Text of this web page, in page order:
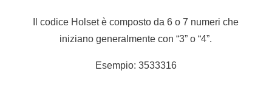
Il codice Holset è composto da 6 o 7 numeri che
iniziano generalmente con “3” o “4”.
Esempio: 3533316